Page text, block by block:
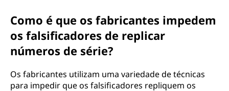
Como é que os fabricantes impedem
os falsificadores de replicar
números de série?
Os fabricantes utilizam uma variedade de técnicas
para impedir que os falsificadores repliquem os